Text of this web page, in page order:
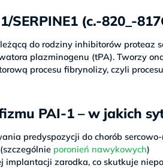
SERPINE1 (c.-820_-
do rodziny inhibitorów proteaz
plazminogenu (tPA). Tworzy
procesu fibrynolizy, czyli
PAI-1 – w jakich
predyspozycji do chorób
poronień nawykowych)
implantacji zarodka, co skutkuje